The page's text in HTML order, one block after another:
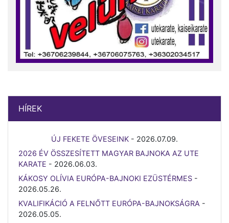
HÍREK
ÚJ FEKETE ÖVESEINK - 2026.07.09.
2026 ÉV ÖSSZESÍTETT MAGYAR BAJNOKA AZ UTE
KARATE - 2026.06.03.
KÁKOSY OLÍVIA EURÓPA-BAJNOKI EZÜSTÉRMES -
2026.05.26.
KVALIFIKÁCIÓ A FELNŐTT EURÓPA-BAJNOKSÁGRA -
2026.05.05.